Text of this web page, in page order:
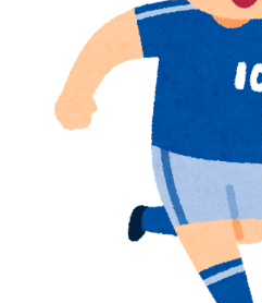
日本旅行キャンセルすべき
火山の兆し＝韓国の反応
韓国人「トヨタが2027年に
リーを導入へ！最大
韓国人「熊本地震で見る日
覧ください」→「これはす
と日本人は何か適当に作る
がまさに経験値である」
韓国人「熊本地震で見る日